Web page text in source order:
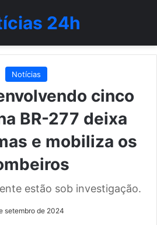
24h
Notícias
cinco
BR-277 deixa
e mobiliza os
estão sob investigação.
setembro de 2024